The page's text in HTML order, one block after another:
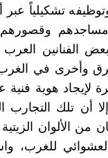
تشكيلياً عبر
مساجدهم
بعض الفنانين
وأخرى في
لإيجاد هوية
أن تلك التجارب
الألوان الزيتية
للغرب،